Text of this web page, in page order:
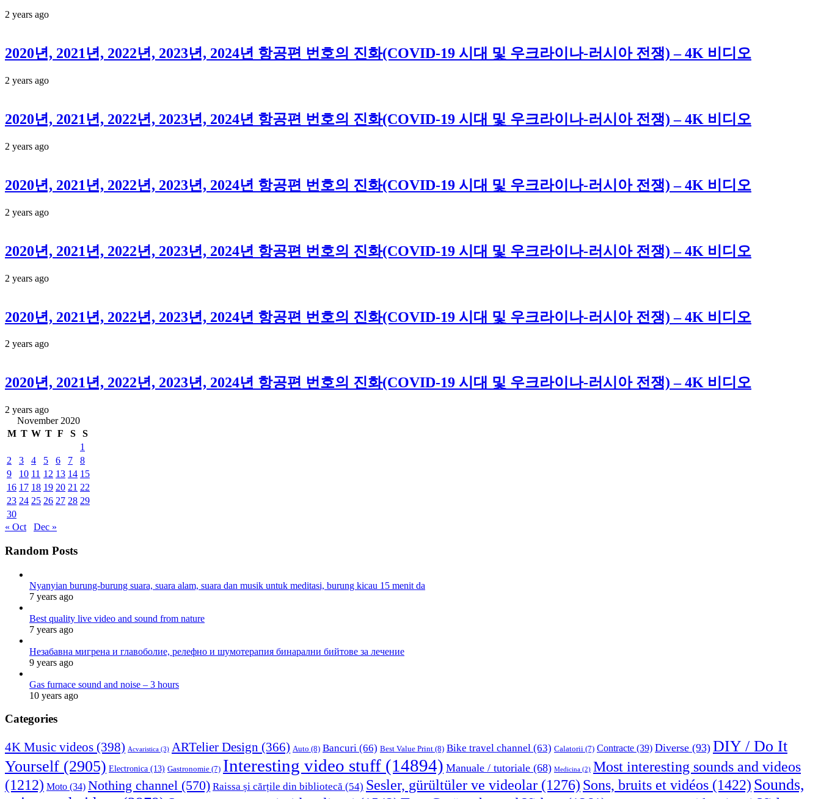
2 years ago
2020년, 2021년, 2022년, 2023년, 2024년 항공편 번호의 진화(COVID-19 시대 및 우크라이나-러시아 전쟁) – 4K 비디오
2 years ago
2020년, 2021년, 2022년, 2023년, 2024년 항공편 번호의 진화(COVID-19 시대 및 우크라이나-러시아 전쟁) – 4K 비디오
2 years ago
2020년, 2021년, 2022년, 2023년, 2024년 항공편 번호의 진화(COVID-19 시대 및 우크라이나-러시아 전쟁) – 4K 비디오
2 years ago
2020년, 2021년, 2022년, 2023년, 2024년 항공편 번호의 진화(COVID-19 시대 및 우크라이나-러시아 전쟁) – 4K 비디오
2 years ago
2020년, 2021년, 2022년, 2023년, 2024년 항공편 번호의 진화(COVID-19 시대 및 우크라이나-러시아 전쟁) – 4K 비디오
2 years ago
2020년, 2021년, 2022년, 2023년, 2024년 항공편 번호의 진화(COVID-19 시대 및 우크라이나-러시아 전쟁) – 4K 비디오
2 years ago
November 2020
M T W T F S
S
1
2
3 4 5 6 7
8
9
10 11 12 13 14 15
16 17 18 19 20 21 22
23 24 25 26 27 28 29
30
« Oct
Dec »
Random Posts
Nyanyian burung-burung suara, suara alam, suara dan musik untuk meditasi, burung kicau 15 menit da
7 years ago
Best quality live video and sound from nature
7 years ago
Незабавна мигрена и главоболие, релефно и шумотерапия бинарални бийтове за лечение
9 years ago
Gas furnace sound and noise – 3 hours
10 years ago
Categories
4K Music videos (398) Acvaristica (3) ARTelier Design (366) Auto (8) Bancuri (66) Best Value Print (8) Bike travel channel (63) Calatorii (7) Contracte (39) Diverse (93) DIY / Do It
Yourself (2905) Electronica (13) Gastronomie (7) Interesting video stuff (14894) Manuale / tutoriale (68) Medicina (2) Most interesting sounds and videos
(1212) Moto (34) Nothing channel (570) Raissa și cărțile din bibliotecă (54) Sesler, gürültüler ve videolar (1276) Sons, bruits et vidéos (1422) Sounds,